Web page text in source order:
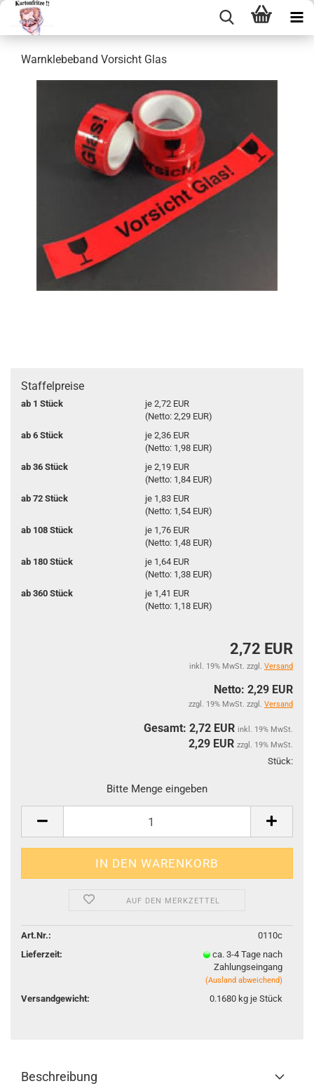
Warn­kle­be­band Vor­sicht Glas
Staffelpreise
ab 1 Stück
je 2,72 EUR
(Netto: 2,29 EUR)
ab 6 Stück
je 2,36 EUR
(Netto: 1,98 EUR)
ab 36 Stück
je 2,19 EUR
(Netto: 1,84 EUR)
ab 72 Stück
je 1,83 EUR
(Netto: 1,54 EUR)
ab 108 Stück
je 1,76 EUR
(Netto: 1,48 EUR)
ab 180 Stück
je 1,64 EUR
(Netto: 1,38 EUR)
ab 360 Stück
je 1,41 EUR
(Netto: 1,18 EUR)
2,72 EUR
inkl. 19% MwSt. zzgl. Versand
Netto: 2,29 EUR
zzgl. 19% MwSt. zzgl. Versand
Gesamt: 2,72 EUR inkl. 19% MwSt.
2,29 EUR zzgl. 19% MwSt.
Stück:
Bitte Menge eingeben
AUF DEN MERKZETTEL
Art.Nr.:
0110c
Lieferzeit:
ca. 3-4 Tage nach
Zahlungseingang
(Ausland abweichend)
Versandgewicht: 0.1680kg je Stück
Beschreibung